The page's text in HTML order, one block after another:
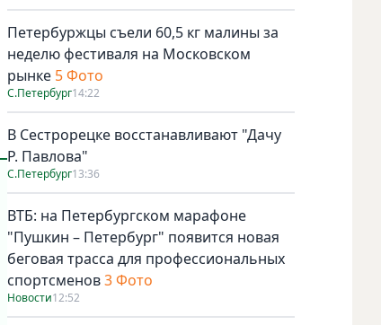
Петербуржцы съели 60,5 кг малины за
неделю фестиваля на Московском
рынке 5 Фото
С.Петербург14:22
В Сестрорецке восстанавливают "Дачу
Р. Павлова"
С.Петербург13:36
ВТБ: на Петербургском марафоне
"Пушкин – Петербург" появится новая
беговая трасса для профессиональных
спортсменов3 Фото
Новости12:52